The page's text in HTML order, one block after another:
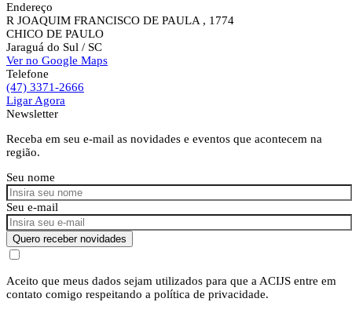
Endereço
R JOAQUIM FRANCISCO DE PAULA , 1774
CHICO DE PAULO
Jaraguá do Sul / SC
Ver no Google Maps
Telefone
(47) 3371-2666
Ligar Agora
Newsletter
Receba em seu e-mail as novidades e eventos que acontecem na
região.
Seu nome
Seu e-mail
Quero receber novidades
Aceito que meus dados sejam utilizados para que a ACIJS entre em
contato comigo respeitando a política de privacidade.